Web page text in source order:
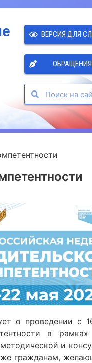
ВЕРСИЯ ДЛЯ
о проведении с
в рамках
и
гражданам,